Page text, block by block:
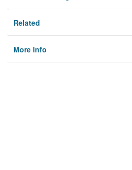
Related
More Info